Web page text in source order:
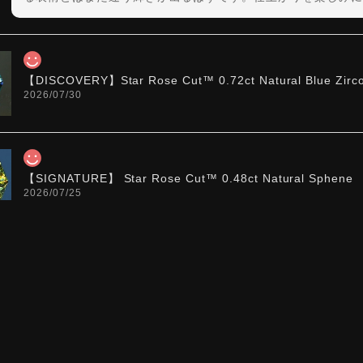
【DISCOVERY】Star Rose Cut™️ 0.72ct Natural Blue
2026/07/30
【SIGNATURE】 Star Rose Cut™️ 0.48ct Natural Sphene
2026/07/25